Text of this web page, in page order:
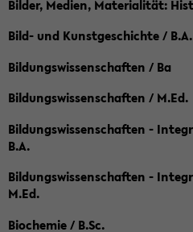
Bilder, Medien, Materialität:
Bild- und Kunstgeschichte / B.A.
Bildungswissenschaften / Ba
Bildungswissenschaften / M.Ed.
Bildungswissenschaften -
B.A.
Bildungswissenschaften -
M.Ed.
Biochemie / B.Sc.